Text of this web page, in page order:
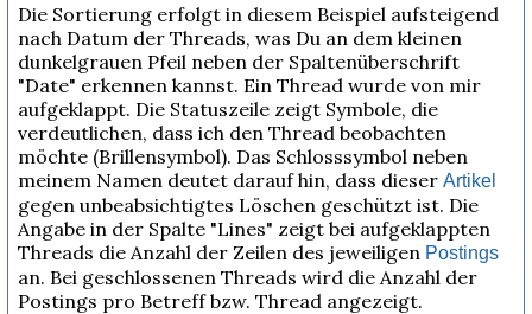
Die Sortierung erfolgt in diesem Beispiel aufsteigend
nach Datum der Threads, was Du an dem kleinen
dunkelgrauen Pfeil neben der Spaltenüberschrift
"Date" erkennen kannst. Ein Thread wurde von mir
aufgeklappt. Die Statuszeile zeigt Symbole, die
verdeutlichen, dass ich den Thread beobachten
möchte (Brillensymbol). Das Schlosssymbol neben
meinem Namen deutet darauf hin, dass dieser Artikel
gegen unbeabsichtigtes Löschen geschützt ist. Die
Angabe in der Spalte "Lines" zeigt bei aufgeklappten
Threads die Anzahl der Zeilen des jeweiligen Postings
an. Bei geschlossenen Threads wird die Anzahl der
Postings pro Betreff bzw. Thread angezeigt.